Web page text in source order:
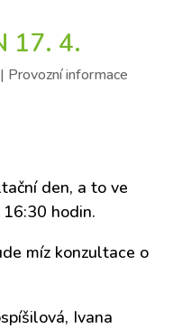
17. 4.
| Provozní informace
den, a to ve
hodin.
míz konzultace o
Ivana